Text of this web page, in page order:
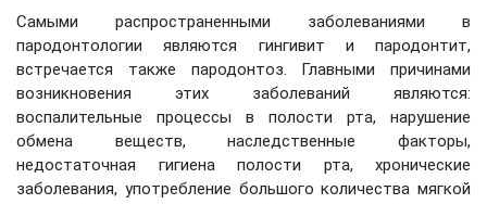
Самыми распространенными заболеваниями в
пародонтологии являются гингивит и пародонтит,
встречается также пародонтоз. Главными причинами
возникновения этих заболеваний являются:
воспалительные процессы в полости рта, нарушение
обмена веществ, наследственные факторы,
недостаточная гигиена полости рта, хронические
заболевания, употребление большого количества мягкой